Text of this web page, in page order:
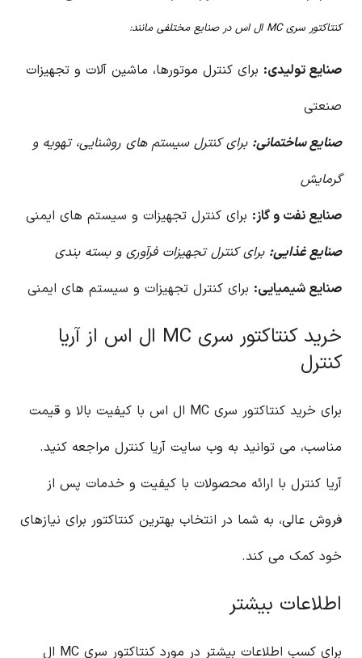
کنتاکتور سری MC ال اس در صنایع مختلفی مانند:
صنایع تولیدی: برای کنترل موتورها، ماشین آلات و تجهیزات
صنعتی
صنایع ساختمانی: برای کنترل سیستم های روشنایی، تهویه و
گرمایش
صنایع نفت و گاز: برای کنترل تجهیزات و سیستم های ایمنی
صنایع غذایی: برای کنترل تجهیزات فرآوری و بسته بندی
صنایع شیمیایی: برای کنترل تجهیزات و سیستم های ایمنی
خرید کنتاکتور سری MC ال اس از آریا
کنترل
برای خرید کنتاکتور سری MC ال اس با کیفیت بالا و قیمت
مناسب، می توانید به وب سایت آریا کنترل مراجعه کنید.
آریا کنترل با ارائه محصولات با کیفیت و خدمات پس از
فروش عالی، به شما در انتخاب بهترین کنتاکتور برای نیازهای
خود کمک می کند.
اطلاعات بیشتر
برای کسب اطلاعات بیشتر در مورد کنتاکتور سری MC ال